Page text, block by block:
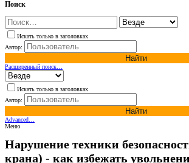
Поиск
Искать только в заголовках
Автор:
Найти
Расширенный поиск…
Искать только в заголовках
Автор:
Найти
Advanced…
Меню
Нарушение техники
крана) - как избежать